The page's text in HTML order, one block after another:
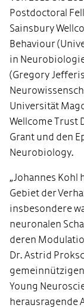
Postdoctoral
Sainsbury
Behaviour
in
(Gregory
Universität
Wellcome Trust
Grant und den
Neurobiology.
„Johannes Kohl
Gebiet der
insbesondere
neuronalen
deren
Dr. Astrid
Young
herausragende